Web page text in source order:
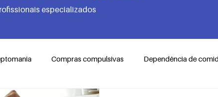
especializados
Compras compulsivas Dependência de